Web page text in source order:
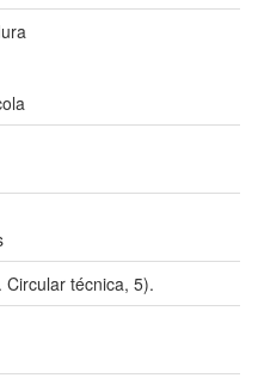
Circular técnica, 5).